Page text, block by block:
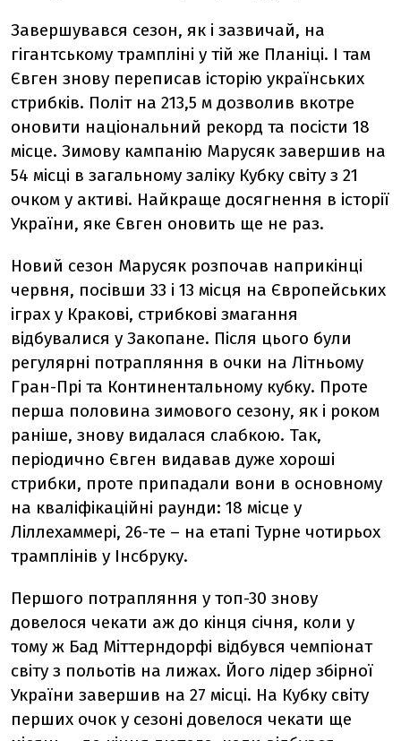
Завершувався сезон, як і зазвичай, на
гігантському трампліні у тій же Планіці. І там
Євген знову переписав історію українських
стрибків. Політ на 213,5 м дозволив вкотре
оновити національний рекорд та посісти 18
місце. Зимову кампанію Марусяк завершив на
54 місці в загальному заліку Кубку світу з 21
очком у активі. Найкраще досягнення в історії
України, яке Євген оновить ще не раз.
Новий сезон Марусяк розпочав наприкінці
червня, посівши 33 і 13 місця на Європейських
іграх у Кракові, стрибкові змагання
відбувалися у Закопане. Після цього були
регулярні потрапляння в очки на Літньому
Гран-Прі та Континентальному кубку. Проте
перша половина зимового сезону, як і роком
раніше, знову видалася слабкою. Так,
періодично Євген видавав дуже хороші
стрибки, проте припадали вони в основному
на кваліфікаційні раунди: 18 місце у
Ліллехаммері, 26-те – на етапі Турне чотирьох
трамплінів у Інсбруку.
Першого потрапляння у топ-30 знову
довелося чекати аж до кінця січня, коли у
тому ж Бад Міттерндорфі відбувся чемпіонат
світу з польотів на лижах. Його лідер збірної
України завершив на 27 місці. На Кубку світу
перших очок у сезоні довелося чекати ще